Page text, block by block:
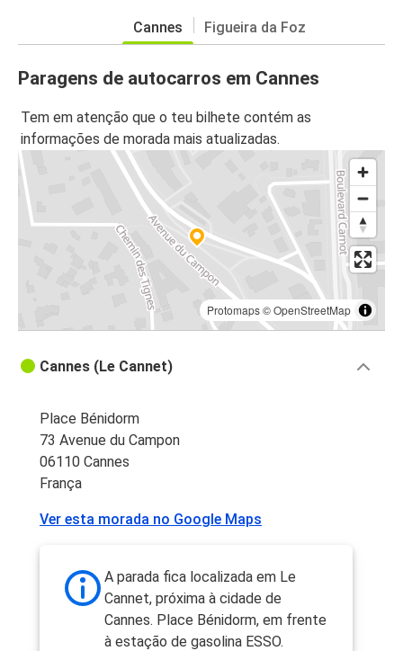
Cannes Figueira da Foz
Paragens de autocarros em Cannes
Tem em atenção que o teu bilhete contém as
informações de morada mais atualizadas.
Protomaps©OpenStreetMap
Cannes (Le Cannet)
Place Bénidorm
73 Avenue du Campon
06110 Cannes
França
Ver esta morada no Google Maps
A parada fica localizada em Le
Cannet, próxima à cidade de
Cannes. Place Bénidorm, em frente
à estação de gasolina ESSO.